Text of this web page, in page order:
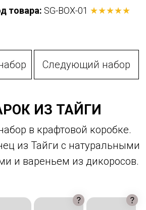
в крафтовой коробке.
из Тайги с натуральными
и вареньем из дикоросов.
Следующий набор
товара: SG-BOX-01 ★★★★★
ИЗ ТАЙГИ